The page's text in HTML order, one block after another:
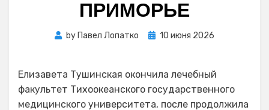
ПРИМОРЬЕ
by Павел Лопатко
Posted
10 июня 2026
Елизавета Тушинская окончила лечебный
факультет Тихоокеанского государственного
медицинского университета, после продолжила